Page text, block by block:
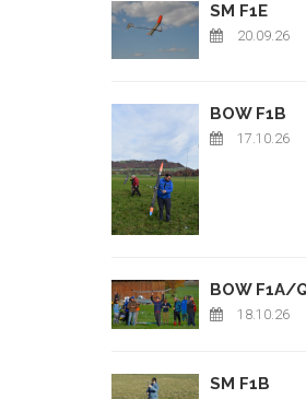
SM F1E
20.09.26
BOW F1B
17.10.26
BOW F1A/
18.10.26
SM F1B